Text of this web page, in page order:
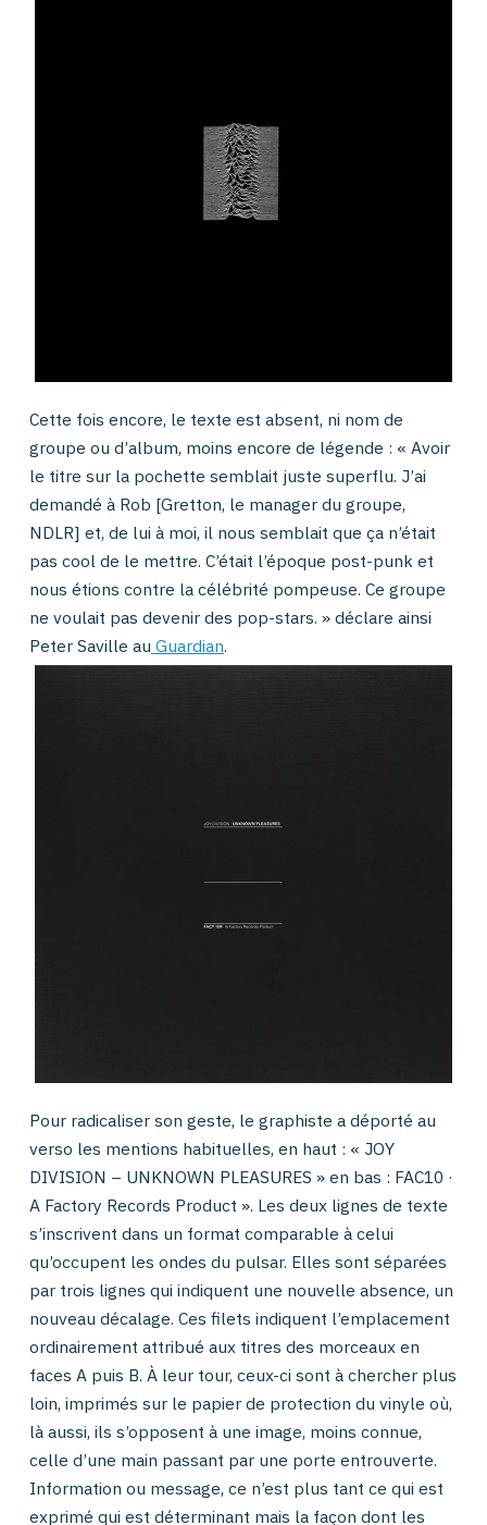
Cette fois encore, le texte est absent, ni nom de
groupe ou d’album, moins encore de légende : « Avoir
le titre sur la pochette semblait juste superflu. J’ai
demandé à Rob [Gretton, le manager du groupe,
NDLR] et, de lui à moi, il nous semblait que ça n’était
pas cool de le mettre. C’était l’époque post-punk et
nous étions contre la célébrité pompeuse. Ce groupe
ne voulait pas devenir des pop-stars. » déclare ainsi
Peter Saville au Guardian.
Pour radicaliser son geste, le graphiste a déporté au
verso les mentions habituelles, en haut : « JOY
DIVISION – UNKNOWN PLEASURES » en bas : FAC10 ·
A Factory Records Product ». Les deux lignes de texte
s’inscrivent dans un format comparable à celui
qu’occupent les ondes du pulsar. Elles sont séparées
par trois lignes qui indiquent une nouvelle absence, un
nouveau décalage. Ces filets indiquent l’emplacement
ordinairement attribué aux titres des morceaux en
faces A puis B. À leur tour, ceux-ci sont à chercher plus
loin, imprimés sur le papier de protection du vinyle où,
là aussi, ils s’opposent à une image, moins connue,
celle d’une main passant par une porte entrouverte.
Information ou message, ce n’est plus tant ce qui est
exprimé qui est déterminant mais la façon dont les